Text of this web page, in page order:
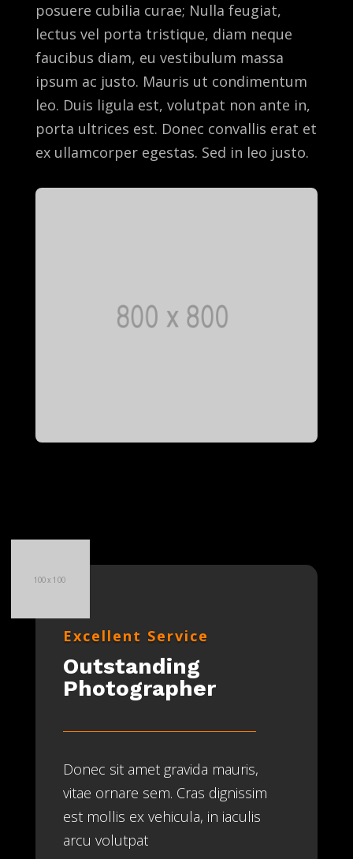
posuere cubilia curae; Nulla feugiat,
lectus vel porta tristique, diam neque
faucibus diam, eu vestibulum massa
ipsum ac justo. Mauris ut condimentum
leo. Duis ligula est, volutpat non ante in,
porta ultrices est. Donec convallis erat et
ex ullamcorper egestas. Sed in leo justo.
Excellent Service
Outstanding
Photographer
Donec sit amet gravida mauris,
vitae ornare sem. Cras dignissim
est mollis ex vehicula, in iaculis
arcu volutpat